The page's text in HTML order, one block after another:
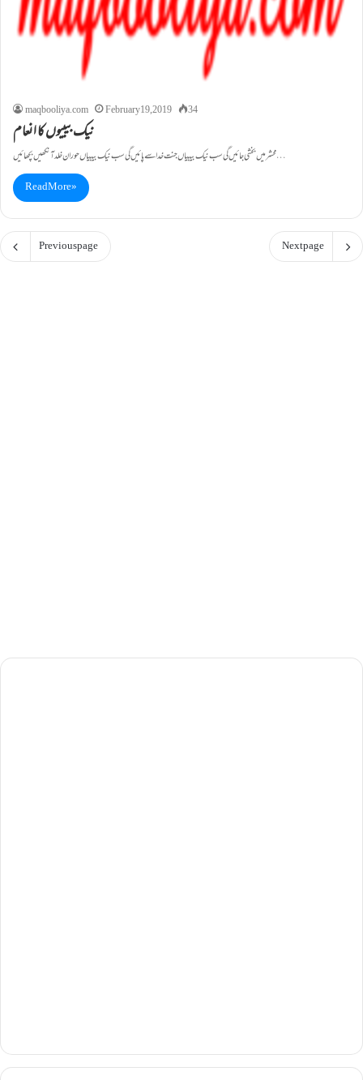
maqbooliya.com February 19, 2019 34
نیک بیبیوں کا انعام
محشر میں بخشی جائیں گی سب نیک بیبیاں جنت خدا سے پائیں گی سب نیک بیبیاں حوران خلد آنکھیں بچھائیں…
Read More »
Previous page Next page